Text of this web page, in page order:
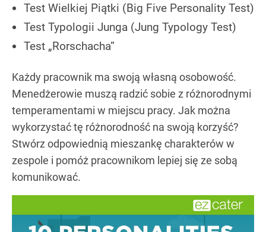
Test Wielkiej Piątki (Big Five Personality Test)
Test Typologii Junga (Jung Typology Test)
Test „Rorschacha”
Każdy pracownik ma swoją własną osobowość.
Menedżerowie muszą radzić sobie z różnorodnymi
temperamentami w miejscu pracy. Jak można
wykorzystać tę różnorodność na swoją korzyść?
Stwórz odpowiednią mieszankę charakterów w
zespole i pomóż pracownikom lepiej się ze sobą
komunikować.